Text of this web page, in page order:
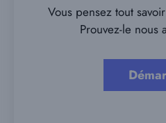
Vous pensez tout
Prouvez-le nous